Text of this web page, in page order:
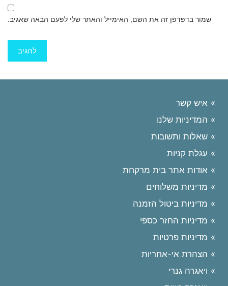
שמור בדפדפן זה את השם, האימייל והאתר שלי לפעם הבאה שאגיב.
איש קשר
המדיניות שלנו
שאלות ותשובות
עגלת קניות
אודות אתר בית מרקחת
מדיניות משלוחים
מדיניות ביטול הזמנה
מדיניות החזר כספי
מדיניות פרטיות
הצהרת אי-אחריות
ויאגרה גנרי